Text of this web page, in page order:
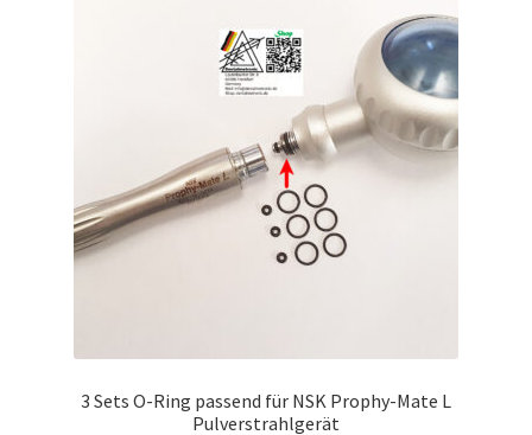
3 Sets O-Ring passend für NSK Prophy-Mate L
Pulverstrahlgerät